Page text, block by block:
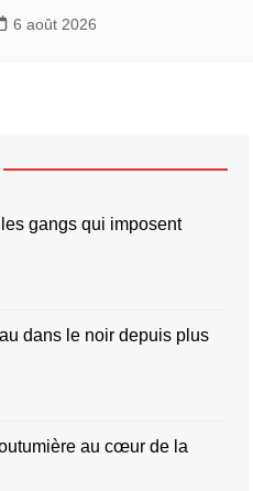
6 août 2026
gangs qui imposent
dans le noir depuis plus
au cœur de la